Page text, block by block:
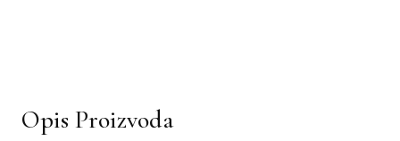
Opis Proizvoda